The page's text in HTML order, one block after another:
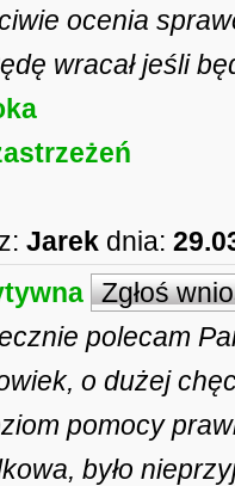
ocenia
wracał jeśli
Jarek dnia:
Zgłoś
polecam
o dużej
pomocy
było